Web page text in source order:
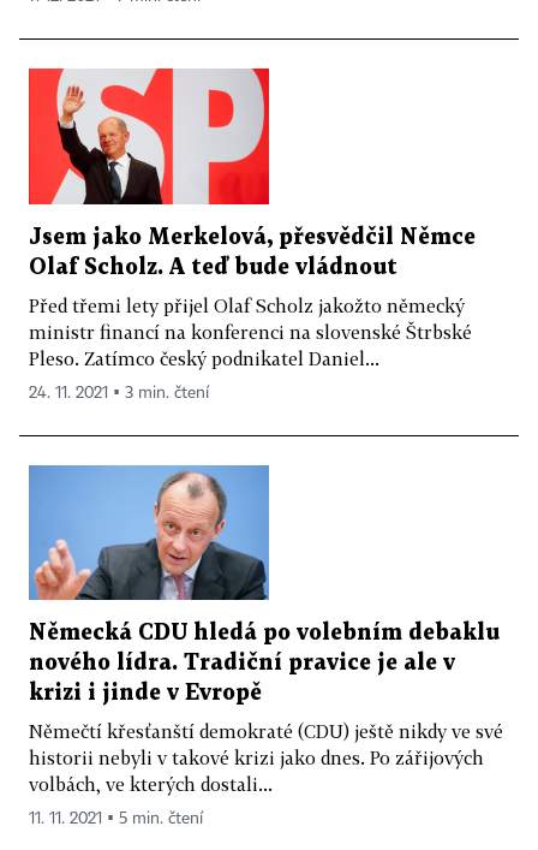
Jsem jako Merkelová, přesvědčil Němce
Olaf Scholz. A teď bude vládnout
Před třemi lety přijel Olaf Scholz jakožto německý
ministr financí na konferenci na slovenské Štrbské
Pleso. Zatímco český podnikatel Daniel...
24. 11. 2021 ▪ 3 min. čtení
Německá CDU hledá po volebním debaklu
nového lídra. Tradiční pravice je ale v
krizi i jinde v Evropě
Němečtí křesťanští demokraté (CDU) ještě nikdy ve své
historii nebyli v takové krizi jako dnes. Po zářijových
volbách, ve kterých dostali...
11. 11. 2021 ▪ 5 min. čtení